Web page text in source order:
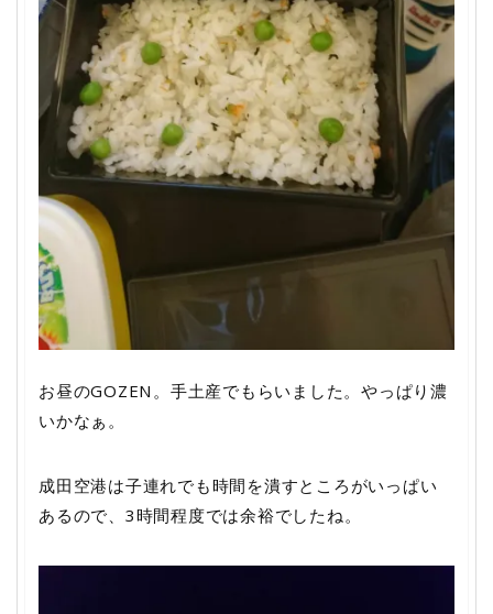
お昼のGOZEN。手土産でもらいました。やっぱり濃
いかなぁ。
成田空港は子連れでも時間を潰すところがいっぱい
あるので、3時間程度では余裕でしたね。